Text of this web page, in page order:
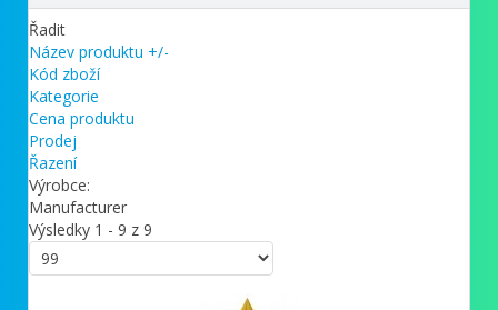
Řadit
Název produktu +/-
Kód zboží
Kategorie
Cena produktu
Prodej
Řazení
Výrobce:
Manufacturer
Výsledky 1 - 9 z 9